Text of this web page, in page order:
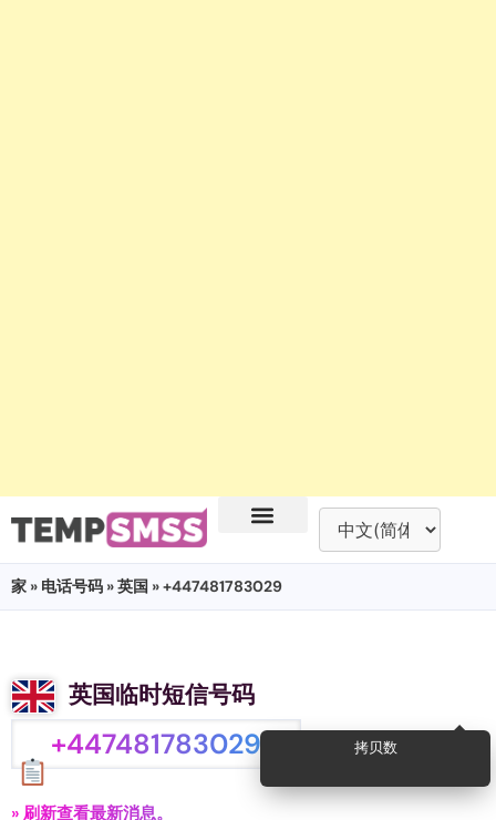
家 » 电话号码 »英国 » +447481783029
英国临时短信号码
+447481783029 拷贝数
» 刷新查看最新消息。